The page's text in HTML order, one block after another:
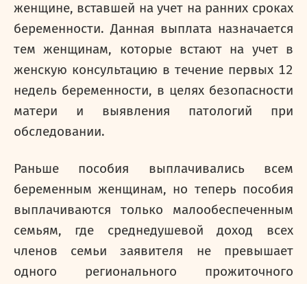
женщине, вставшей на учет на ранних сроках
беременности. Данная выплата назначается
тем женщинам, которые встают на учет в
женскую консультацию в течение первых 12
недель беременности, в целях безопасности
матери и выявления патологий при
обследовании.
Раньше пособия выплачивались всем
беременным женщинам, но теперь пособия
выплачиваются только малообеспеченным
семьям, где среднедушевой доход всех
членов семьи заявителя не превышает
одного регионального прожиточного